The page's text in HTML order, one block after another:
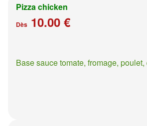
Pizza chicken
Dès 10.00 €
Base sauce tomate, fromage,